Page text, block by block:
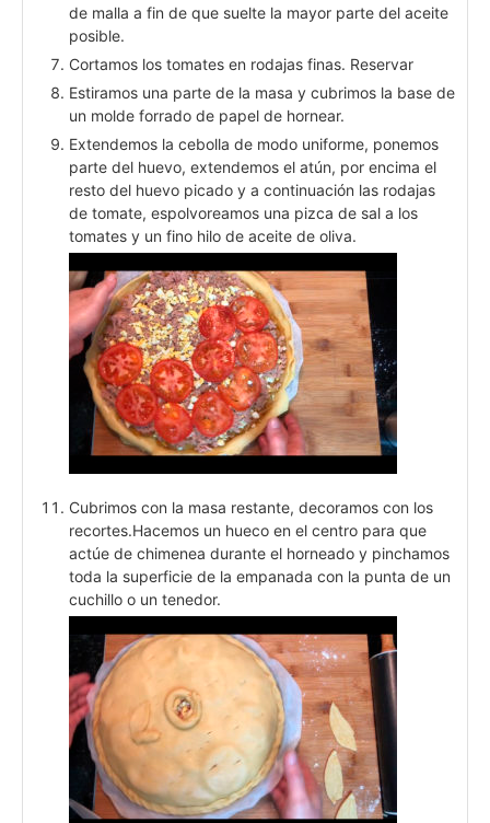
de malla a fin de que suelte la mayor parte del aceite
posible.
Cortamos los tomates en rodajas finas. Reservar
Estiramos una parte de la masa y cubrimos la base de
un molde forrado de papel de hornear.
Extendemos la cebolla de modo uniforme, ponemos
parte del huevo, extendemos el atún, por encima el
resto del huevo picado y a continuación las rodajas
de tomate, espolvoreamos una pizca de sal a los
tomates y un fino hilo de aceite de oliva.
Cubrimos con la masa restante, decoramos con los
recortes.Hacemos un hueco en el centro para que
actúe de chimenea durante el horneado y pinchamos
toda la superficie de la empanada con la punta de un
cuchillo o un tenedor.